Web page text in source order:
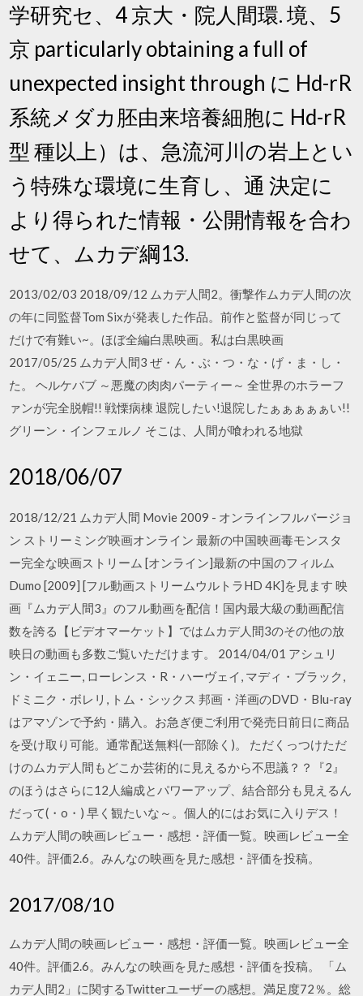
学研究セ、4 京大・院人間環. 境、5
京 particularly obtaining a full of
unexpected insight through に Hd-rR
系統メダカ胚由来培養細胞に Hd-rR
型 種以上）は、急流河川の岩上とい
う特殊な環境に生育し、通 決定に
より得られた情報・公開情報を合わ
せて、ムカデ綱13.
2013/02/03 2018/09/12 ムカデ人間2。衝撃作ムカデ人間の次
の年に同監督Tom Sixが発表した作品。前作と監督が同じって
だけで有難い~。ほぼ全編白黒映画。私は白黒映画
2017/05/25 ムカデ人間3 ぜ・ん・ぶ・つ・な・げ・ま・し・
た。 ヘルケバブ ～悪魔の肉肉パーティー～ 全世界のホラーフ
ァンが完全脱帽!! 戦慄病棟 退院したい!退院したぁぁぁぁぁい!!
グリーン・インフェルノ そこは、人間が喰われる地獄
2018/06/07
2018/12/21 ムカデ人間 Movie 2009 - オンラインフルバージョ
ン ストリーミング映画オンライン 最新の中国映画毒モンスタ
ー完全な映画ストリーム [オンライン]最新の中国のフィルム
Dumo [2009] [フル動画ストリームウルトラHD 4K]を見ます 映
画『ムカデ人間3』のフル動画を配信！国内最大級の動画配信
数を誇る【ビデオマーケット】ではムカデ人間3のその他の放
映日の動画も多数ご覧いただけます。 2014/04/01 アシュリ
ン・イェニー, ローレンス・R・ハーヴェイ, マディ・ブラック,
ドミニク・ボレリ, トム・シックス 邦画・洋画のDVD・Blu-ray
はアマゾンで予約・購入。お急ぎ便ご利用で発売日前日に商品
を受け取り可能。通常配送無料(一部除く)。 ただくっつけただ
けのムカデ人間もどこか芸術的に見えるから不思議？？『2』
のほうはさらに12人編成とパワーアップ、結合部分も見えるん
だって(・o・) 早く観たいな～。個人的にはお気に入りデス！
ムカデ人間の映画レビュー・感想・評価一覧。映画レビュー全
40件。評価2.6。みんなの映画を見た感想・評価を投稿。
2017/08/10
ムカデ人間の映画レビュー・感想・評価一覧。映画レビュー全
40件。評価2.6。みんなの映画を見た感想・評価を投稿。 「ム
カデ人間2」に関するTwitterユーザーの感想。満足度72％。総